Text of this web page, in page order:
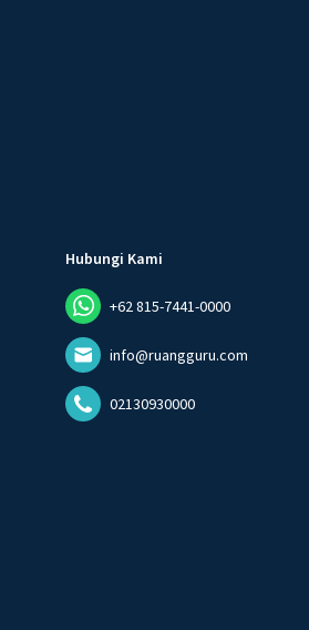
Hubungi Kami
+62 815-7441-0000
info@ruangguru.com
02130930000